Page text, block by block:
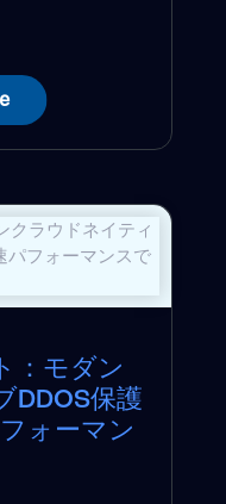
：モダン
DDOS保護
ォーマン